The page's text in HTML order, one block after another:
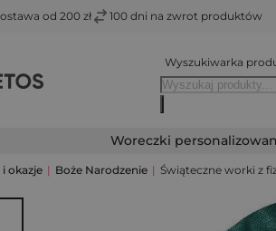
od 200 zł 100 dni na zwrot produktów
Wyszukiwarka
Woreczki
okazje | Boże Narodzenie | Świąteczne worki z